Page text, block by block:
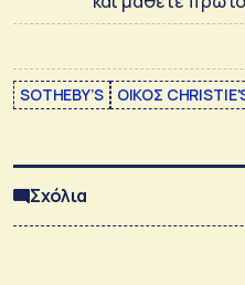
SOTHEBY’S ΟΙΚΟΣ
Σχόλια